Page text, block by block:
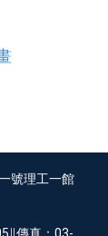
號理工一館